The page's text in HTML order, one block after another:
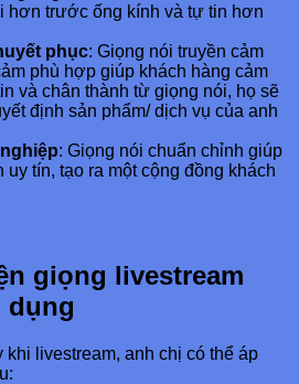
hơn trước ống kính và tự tin hơn
phục: Giọng nói truyền cảm
phù hợp giúp khách hàng cảm
và chân thành từ giọng nói, họ sẽ
định sản phẩm/ dịch vụ của anh
: Giọng nói chuẩn chỉnh giúp
tín, tạo ra một cộng đồng khách
giọng livestream
dụng
livestream, anh chị có thể áp